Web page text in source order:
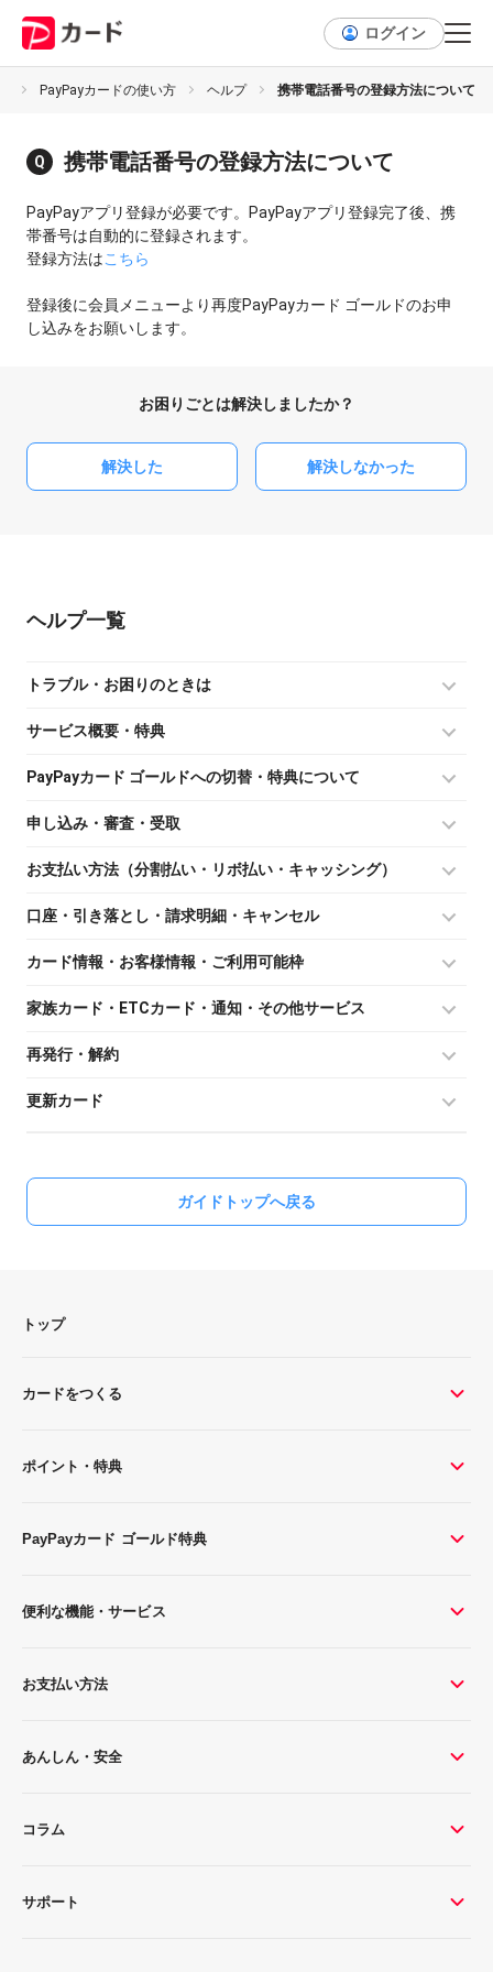
ログイン
PayPayカードの使い方 ヘルプ 携帯電話番号の登録方法について
携帯電話番号の登録方法について
PayPayアプリ登録が必要です。PayPayアプリ登録完了後、携
帯番号は自動的に登録されます。
登録方法はこちら
登録後に会員メニューより再度PayPayカード ゴールドのお申
し込みをお願いします。
お困りごとは解決しましたか？
解決した 解決しなかった
ヘルプ
トラブル・お困りのときは
サービス概要・特典
PayPayカード ゴールドへの切替・特典について
申し込み・審査・受取
お支払い方法（分割払い・リボ払い・キャッシング）
口座・引き落とし・請求明細・キャンセル
カード情報・お客様情報・ご利用可能枠
家族カード・ETCカード・通知・その他サービス
再発行・解約
更新カード
ガイドトップへ戻る
トップ
カードをつくる
ポイント・特典
PayPayカード ゴールド特典
便利な機能・サービス
お支払い方法
あんしん・安全
コラム
サポート